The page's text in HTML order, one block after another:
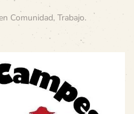
Comunidad, Trabajo.